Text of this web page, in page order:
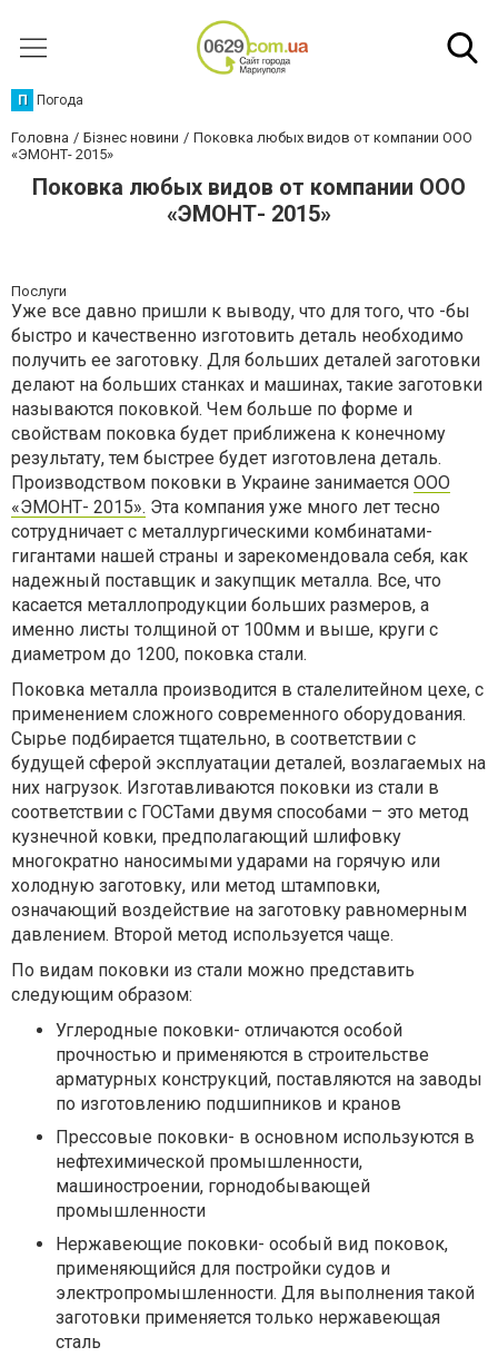
П Погода
Головна Бізнес новини
Поковка любых видов от компании ООО
«ЭМОНТ- 2015»
Поковка любых видов от компании ООО
«ЭМОНТ- 2015»
Послуги
Уже все давно пришли к выводу, что для того, что -бы
быстро и качественно изготовить деталь необходимо
получить ее заготовку. Для больших деталей заготовки
делают на больших станках и машинах, такие заготовки
называются поковкой. Чем больше по форме и
свойствам поковка будет приближена к конечному
результату, тем быстрее будет изготовлена деталь.
Производством поковки в Украине занимается ООО
«ЭМОНТ- 2015». Эта компания уже много лет тесно
сотрудничает с металлургическими комбинатами-
гигантами нашей страны и зарекомендовала себя, как
надежный поставщик и закупщик металла. Все, что
касается металлопродукции больших размеров, а
именно листы толщиной от 100мм и выше, круги с
диаметром до 1200, поковка стали.
Поковка металла производится в сталелитейном цехе, с
применением сложного современного оборудования.
Сырье подбирается тщательно, в соответствии с
будущей сферой эксплуатации деталей, возлагаемых на
них нагрузок. Изготавливаются поковки из стали в
соответствии с ГОСТами двумя способами – это метод
кузнечной ковки, предполагающий шлифовку
многократно наносимыми ударами на горячую или
холодную заготовку, или метод штамповки,
означающий воздействие на заготовку равномерным
давлением. Второй метод используется чаще.
По видам поковки из стали можно представить
следующим образом:
Углеродные поковки- отличаются особой
прочностью и применяются в строительстве
арматурных конструкций, поставляются на заводы
по изготовлению подшипников и кранов
Прессовые поковки- в основном используются в
нефтехимической промышленности,
машиностроении, горнодобывающей
промышленности
Нержавеющие поковки- особый вид поковок,
применяющийся для постройки судов и
электропромышленности. Для выполнения такой
заготовки применяется только нержавеющая
сталь